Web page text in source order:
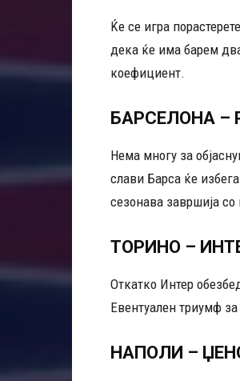
Ќе се игра
дека ќе има барем
коефициент.
БАРСЕЛОНА –
Нема многу за
слави Барса ќе
сезонава завршија
ТОРИНО –
Откатко Интер
Евентуален триумф за
НАПОЛИ –